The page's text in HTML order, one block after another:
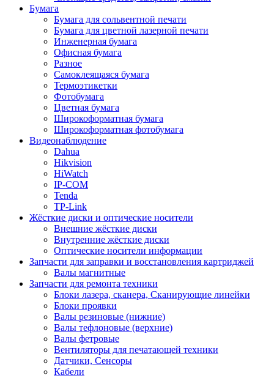
Бумага
Бумага для сольвентной печати
Бумага для цветной лазерной печати
Инженерная бумага
Офисная бумага
Разное
Самоклеящаяся бумага
Термоэтикетки
Фотобумага
Цветная бумага
Широкоформатная бумага
Широкоформатная фотобумага
Видеонаблюдение
Dahua
Hikvision
HiWatch
IP-COM
Tenda
TP-Link
Жёсткие диски и оптические носители
Внешние жёсткие диски
Внутренние жёсткие диски
Оптические носители информации
Запчасти для заправки и восстановления картриджей
Валы магнитные
Запчасти для ремонта техники
Блоки лазера, сканера, Сканирующие линейки
Блоки проявки
Валы резиновые (нижние)
Валы тефлоновые (верхние)
Валы фетровые
Вентиляторы для печатающей техники
Датчики, Сенсоры
Кабели